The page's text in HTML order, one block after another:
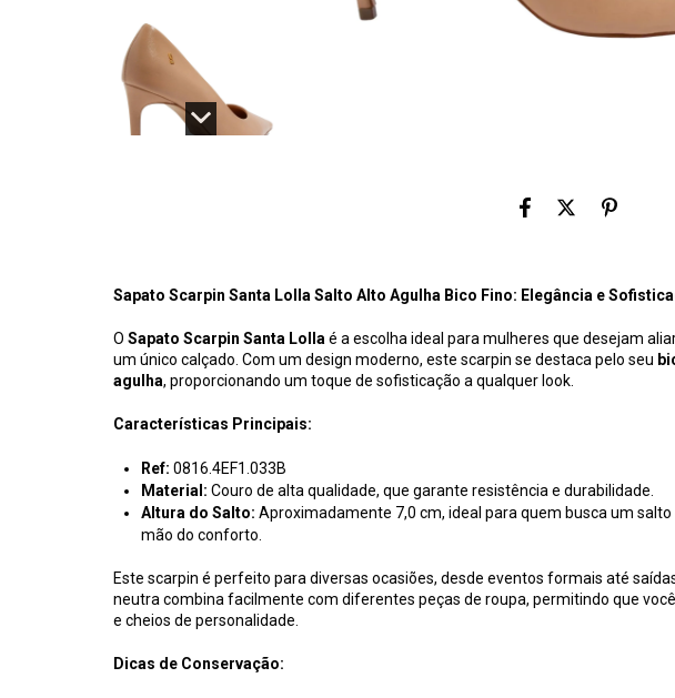
Sapato Scarpin Santa Lolla Salto Alto Agulha Bico Fino: Elegância e
O Sapato Scarpin Santa Lolla é a escolha ideal para mulheres que desejam
um único calçado. Com um design moderno, este scarpin se destaca pelo seu
agulha, proporcionando um toque de sofisticação a qualquer look.
Características Principais:
Ref: 0816.4EF1.033B
Material: Couro de alta qualidade, que garante resistência e durabilidade.
Altura do Salto: Aproximadamente 7,0 cm, ideal para quem busca um
mão do conforto.
Este scarpin é perfeito para diversas ocasiões, desde eventos formais até
neutra combina facilmente com diferentes peças de roupa, permitindo que
e cheios de personalidade.
Dicas de Conservação: